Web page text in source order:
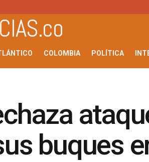
COLOMBIA POLÍTICA
buques